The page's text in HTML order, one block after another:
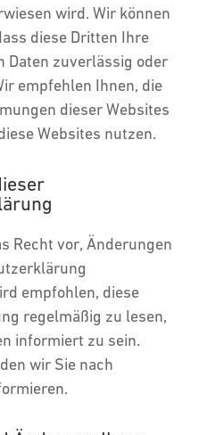
wird. Wir können
diese Dritten Ihre
Daten zuverlässig oder
empfehlen Ihnen, die
dieser Websites
Websites nutzen.
Recht vor, Änderungen
empfohlen, diese
regelmäßig zu lesen,
informiert zu sein.
wir Sie nach